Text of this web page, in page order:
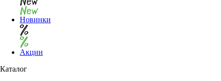
Новинки
Акции
Каталог